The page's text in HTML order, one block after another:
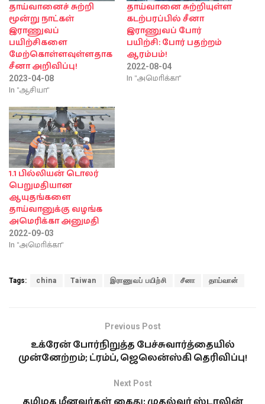
தாய்வானைச் சுற்றி
மூன்று நாட்கள்
இராணுவப்
பயிற்சிகளை
மேற்கொள்ளவுள்ளதாக
சீனா அறிவிப்பு!
2023-04-08
In "ஆசியா"
தாய்வானை சுற்றியுள்ள
கடற்பரப்பில் சீனா
இராணுவப் போர்
பயிற்சி: போர் பதற்றம்
ஆரம்பம்!
2022-08-04
In "அமொிக்கா"
1.1 பில்லியன் டொலர்
பெறுமதியான
ஆயுதங்களை
தாய்வானுக்கு வழங்க
அமெரிக்கா அனுமதி
2022-09-03
In "அமொிக்கா"
Tags: china Taiwan இராணுவப் பயிற்சி சீனா தாய்வான்
Previous Post
உக்ரேன் போர்நிறுத்த பேச்சுவார்த்தையில்
முன்னேற்றம்; ட்ரம்ப், ஜெலென்ஸ்கி தெரிவிப்பு!
Next Post